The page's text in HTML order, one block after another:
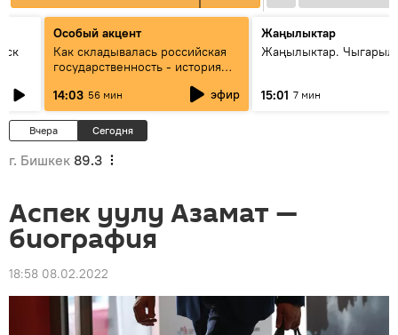
Особый акцент
Как складывалась российская
государственность - история
России и геополитика Евразии
глазами аналитиков
14:03 56 мин эфир
Жаңылыктар
Жаңылыктар.
15:01 7 мин
Вчера Сегодня
г. Бишкек 89.3
Аспек уулу Азамат —
биография
18:58 08.02.2022